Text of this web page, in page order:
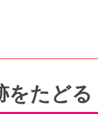
をたどる